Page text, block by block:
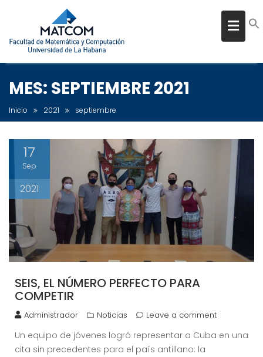
MES: SEPTIEMBRE 2021
Inicio 2021 septiembre
17
Sep
2021
SEIS, EL NÚMERO PERFECTO PARA
COMPETIR
Administrador Noticias Leave a comment
Un equipo de jóvenes logró representar a Cuba en una
cita sin precedentes para el país antillano: la